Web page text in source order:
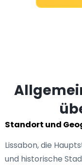
Standort und
Lissabon, die
und historische